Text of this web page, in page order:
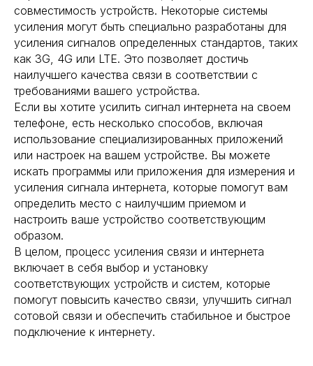
совместимость устройств. Некоторые системы
усиления могут быть специально разработаны для
усиления сигналов определенных стандартов, таких
как 3G, 4G или LTE. Это позволяет достичь
наилучшего качества связи в соответствии с
требованиями вашего устройства.
Если вы хотите усилить сигнал интернета на своем
телефоне, есть несколько способов, включая
использование специализированных приложений
или настроек на вашем устройстве. Вы можете
искать программы или приложения для измерения и
усиления сигнала интернета, которые помогут вам
определить место с наилучшим приемом и
настроить ваше устройство соответствующим
образом.
В целом, процесс усиления связи и интернета
включает в себя выбор и установку
соответствующих устройств и систем, которые
помогут повысить качество связи, улучшить сигнал
сотовой связи и обеспечить стабильное и быстрое
подключение к интернету.